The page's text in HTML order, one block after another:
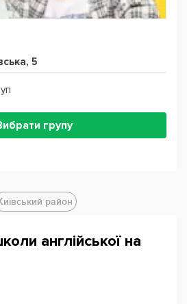
5
групу
район
англійської на